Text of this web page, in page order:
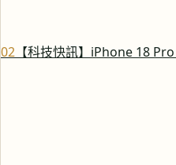
02 【科技快訊】iPhone 18